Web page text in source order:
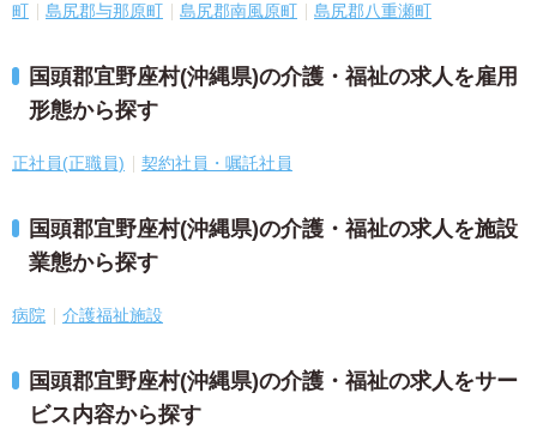
町
島尻郡与那原町 島尻郡南風原町 島尻郡八重瀬町
国頭郡宜野座村(沖縄県)の介護・福祉の求人を雇用
形態から探す
正社員(正職員) 契約社員・嘱託社員
国頭郡宜野座村(沖縄県)の介護・福祉の求人を施設
業態から探す
病院 介護福祉施設
国頭郡宜野座村(沖縄県)の介護・福祉の求人をサー
ビス内容から探す